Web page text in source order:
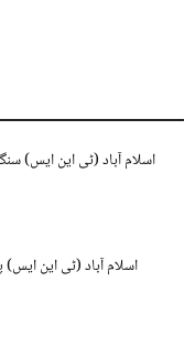
اسلام آباد (ٹی این